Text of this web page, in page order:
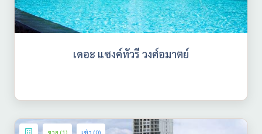
เดอะ แซงค์ทัวรี วงศ์อมาตย์
ขาย (1) เช่า (0)